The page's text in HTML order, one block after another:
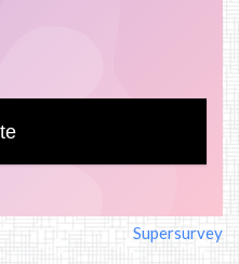
Supersurvey